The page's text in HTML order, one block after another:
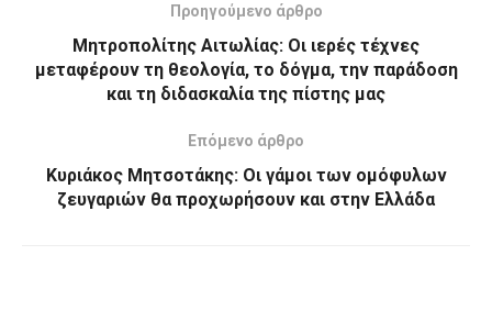
Προηγούμενο άρθρο
Μητροπολίτης Αιτωλίας: Οι ιερές τέχνες
μεταφέρουν τη θεολογία, το δόγμα, την παράδοση
και τη διδασκαλία της πίστης μας
Επόμενο άρθρο
Κυριάκος Μητσοτάκης: Οι γάμοι των ομόφυλων
ζευγαριών θα προχωρήσουν και στην Ελλάδα